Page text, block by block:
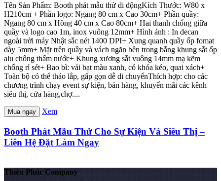
Tên Sản Phẩm: Booth phát mẫu thử di độngKích Thước: W80 x
H210cm + Phần logo: Ngang 80 cm x Cao 30cm+ Phần quầy:
Ngang 80 cm x Hông 40 cm x Cao 80cm+ Hai thanh chống giữa
quầy và logo cao 1m, inox vuông 12mm+ Hình ảnh : In decan
ngoài trời máy Nhật sắc nét 1400 DPI+ Xung quanh quầy ốp fomat
dày 5mm+ Mặt trên quầy và vách ngăn bên trong bằng khung sắt ốp
alu chống thấm nước+ Khung xương sắt vuông 14mm mạ kẽm
chống rỉ sét+ Bao bì: vải bạt màu xanh, có khóa kéo, quai xách+
Toàn bộ có thể tháo lắp, gấp gọn dễ di chuyểnThích hợp: cho các
chương trình chạy event sự kiện, bán hàng, khuyến mãi các kênh
siêu thị, cửa hàng,chợ....
Mua ngay Xem
Booth Phát Mẫu Thử Cho Sự Kiện Và Siêu Thị –
Liên Hệ Đặt Làm Ngay
Thiên Phúc Company